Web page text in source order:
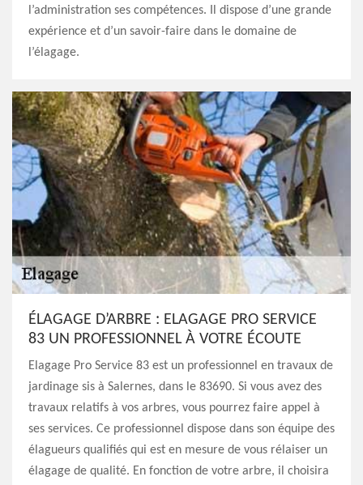
l’administration ses compétences. Il dispose d’une grande
expérience et d’un savoir-faire dans le domaine de
l’élagage.
ÉLAGAGE D’ARBRE : ELAGAGE PRO SERVICE
83 UN PROFESSIONNEL À VOTRE ÉCOUTE
Elagage Pro Service 83 est un professionnel en travaux de
jardinage sis à Salernes, dans le 83690. Si vous avez des
travaux relatifs à vos arbres, vous pourrez faire appel à
ses services. Ce professionnel dispose dans son équipe des
élagueurs qualifiés qui est en mesure de vous rélaiser un
élagage de qualité. En fonction de votre arbre, il choisira